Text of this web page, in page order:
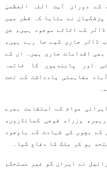
کے دوران آیت اللہ العظمیٰ
پزشکیان نے بتایا کہ قطر میں
مجموعی طور پر 12 ارب ڈالر کے اثاثے موجود ہیں، جن
ابتدائی مرحلے میں 6 ارب ڈالر جاری کیے جا رہے ہیں،
اقدامات جاری ہیں۔ ان کے
اور پابندیوں کا خاتمہ
مفاہمتی یادداشت کے تحت
عوام کے استقامت بھرے
وزرا، فوجی کمانڈروں،
کے بچوں کی شہادت کے باوجود
ہو کر ملک کا دفاع کیا۔
نے ایران کو غیر مستحکم